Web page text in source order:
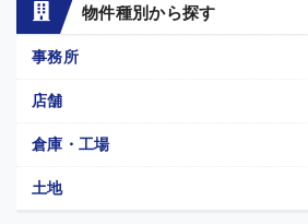
物件種別から探す
事務所
店舗
倉庫・工場
土地